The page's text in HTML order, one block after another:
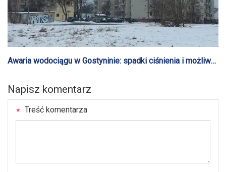
Awaria wodociągu w Gostyninie: spadki ciśnienia i możliwe
Napisz komentarz
Treść komentarza